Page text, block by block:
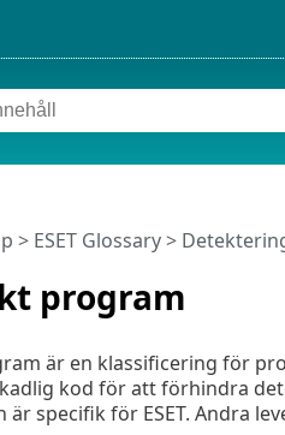
program
> ESET Glossary>
är en klassificering för
kod för att förhindra
är specifik för ESET. Andra